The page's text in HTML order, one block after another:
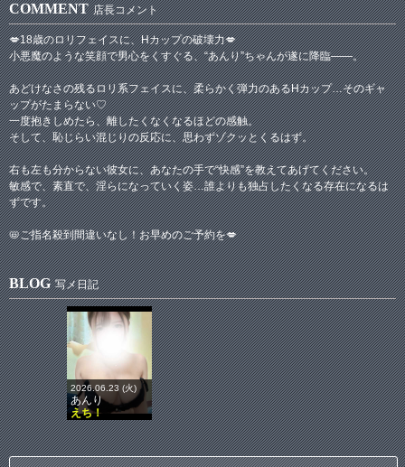
COMMENT 店長コメント
💋18歳のロリフェイスに、Hカップの破壊力💋
小悪魔のような笑顔で男心をくすぐる、“あんり”ちゃんが遂に降臨――。
あどけなさの残るロリ系フェイスに、柔らかく弾力のあるHカップ…そのギャ
ップがたまらない♡
一度抱きしめたら、離したくなくなるほどの感触。
そして、恥じらい混じりの反応に、思わずゾクッとくるはず。
右も左も分からない彼女に、あなたの手で“快感”を教えてあげてください。
敏感で、素直で、淫らになっていく姿…誰よりも独占したくなる存在になるは
ずです。
📛ご指名殺到間違いなし！お早めのご予約を💋
BLOG 写メ日記
2026.06.23 (火)
あんり
えち！